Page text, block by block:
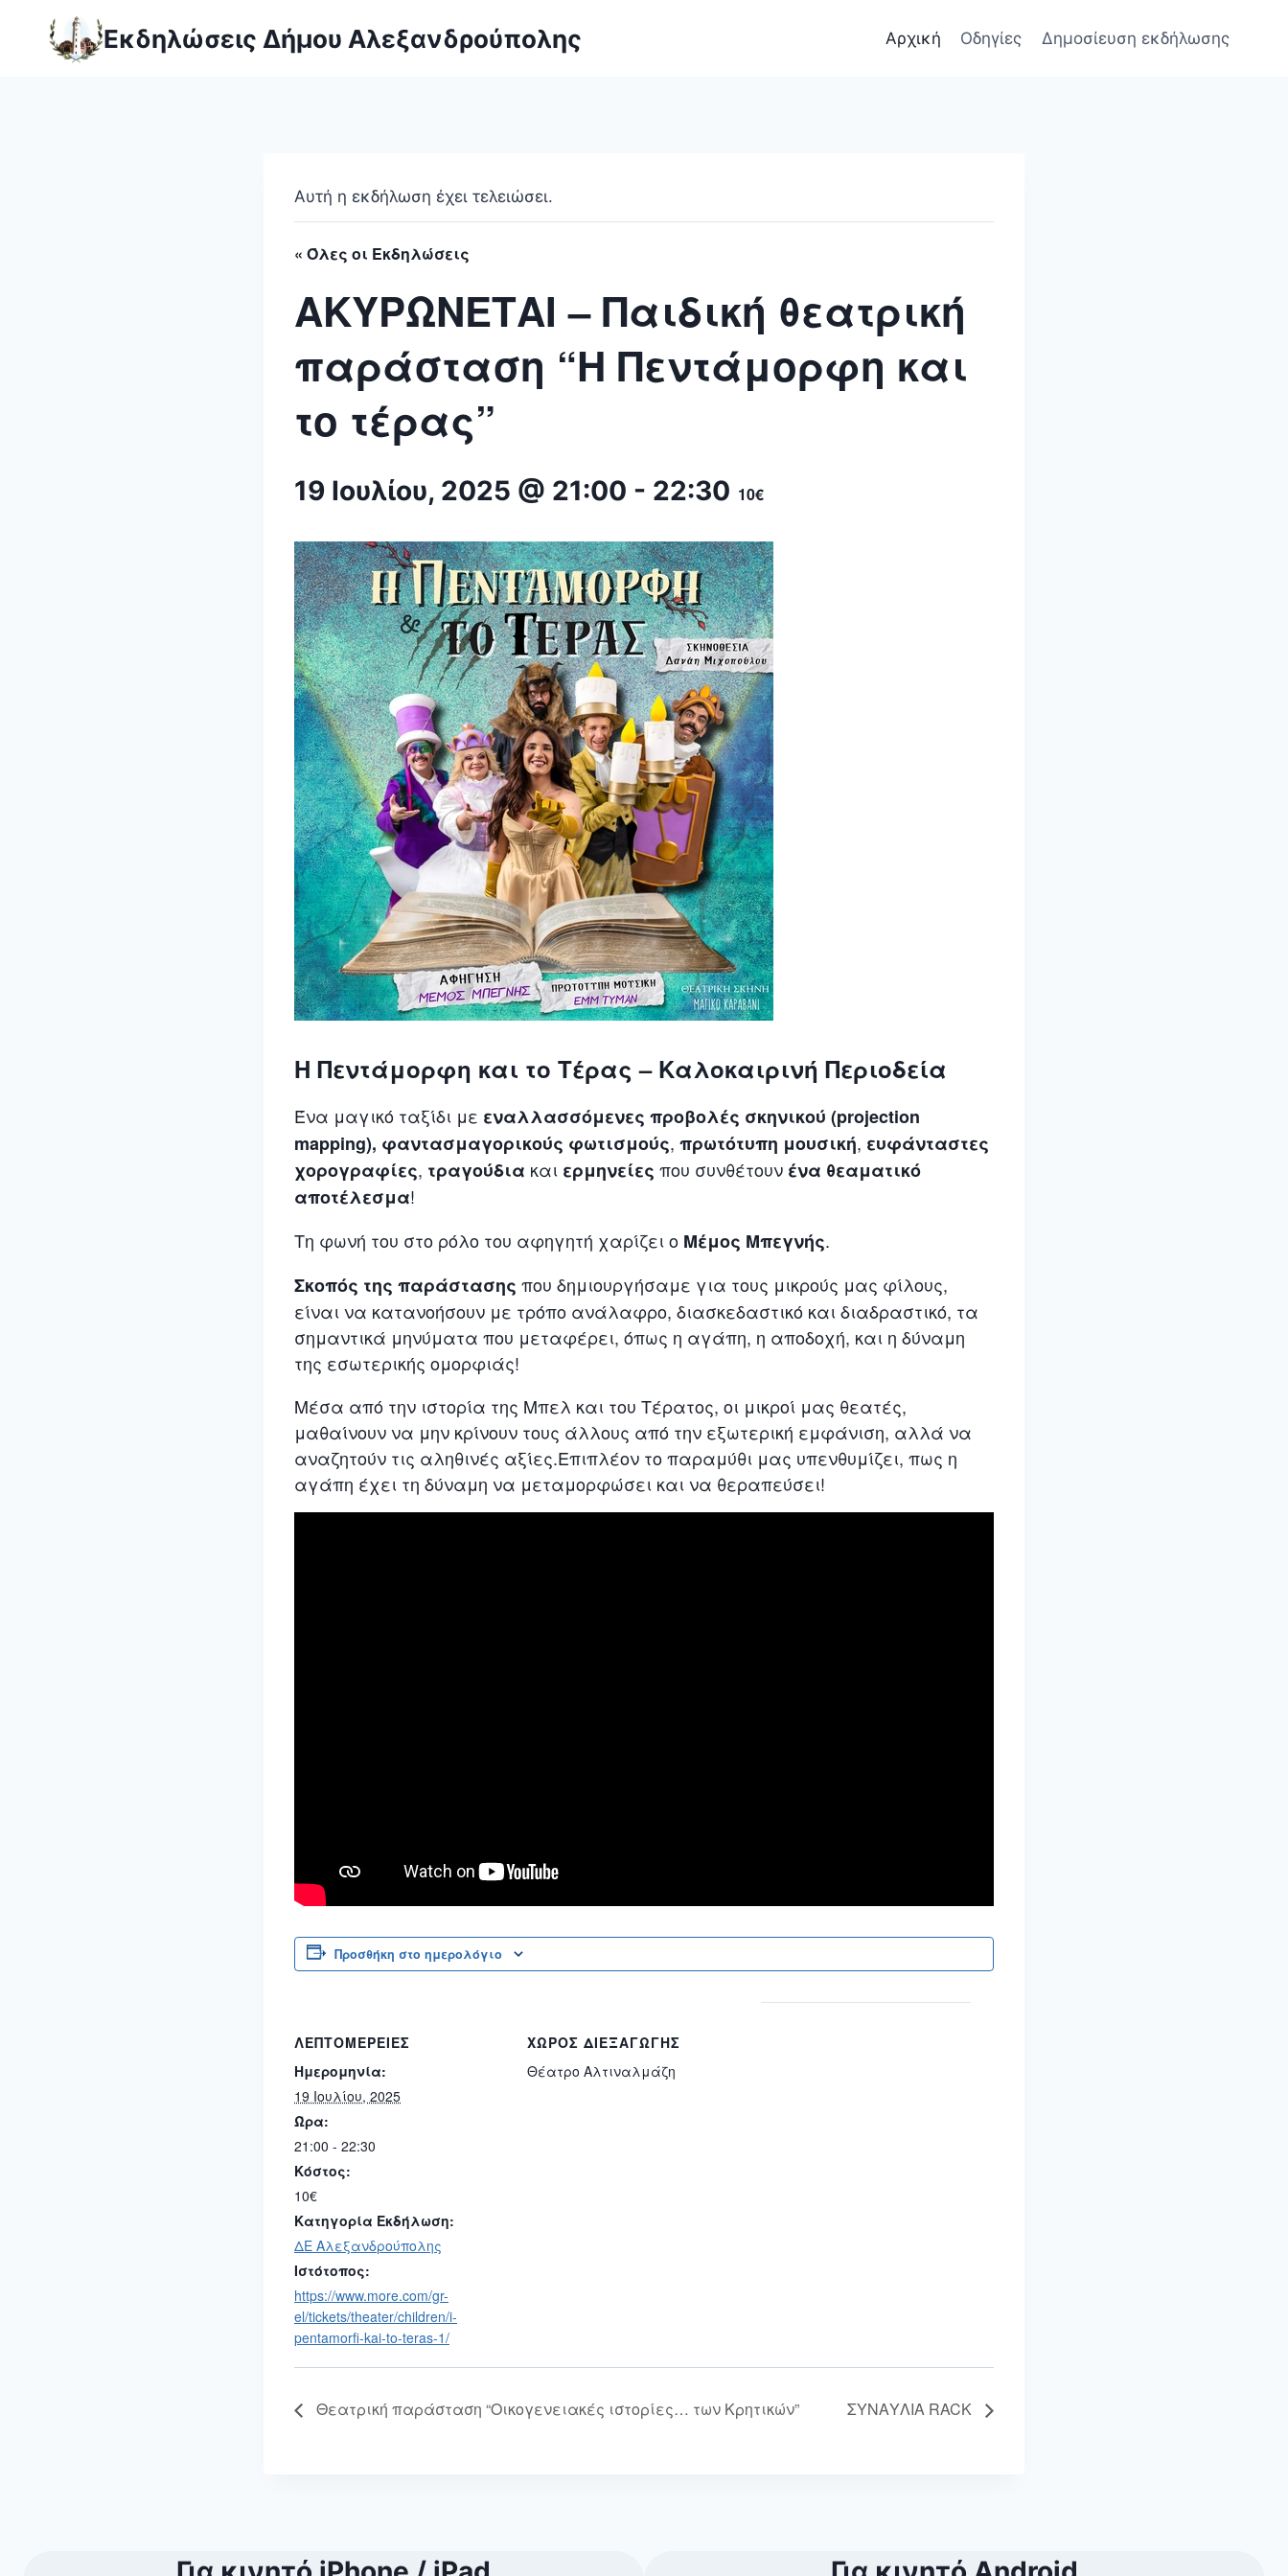
Εκδηλώσεις Δήμου Αλεξανδρούπολης Αρχική Οδηγίες Δημοσίευση εκδήλωσης
Αυτή η εκδήλωση έχει τελειώσει.
« Όλες οι Εκδηλώσεις
ΑΚΥΡΩΝΕΤΑΙ – Παιδική θεατρική
παράσταση “Η Πεντάμορφη και
το τέρας”
19 Ιουλίου, 2025 @ 21:00 - 22:30 10€
Η Πεντάμορφη και το Τέρας – Καλοκαιρινή Περιοδεία
Ένα μαγικό ταξίδι με εναλλασσόμενες προβολές σκηνικού (projection
mapping), φαντασμαγορικούς φωτισμούς, πρωτότυπη μουσική, ευφάνταστες
χορογραφίες, τραγούδια και ερμηνείες που συνθέτουν ένα θεαματικό
αποτέλεσμα!
Τη φωνή του στο ρόλο του αφηγητή χαρίζει ο Μέμος Μπεγνής.
Σκοπός της παράστασης που δημιουργήσαμε για τους μικρούς μας φίλους,
είναι να κατανοήσουν με τρόπο ανάλαφρο, διασκεδαστικό και διαδραστικό, τα
σημαντικά μηνύματα που μεταφέρει, όπως η αγάπη, η αποδοχή, και η δύναμη
της εσωτερικής ομορφιάς!
Μέσα από την ιστορία της Μπελ και του Τέρατος, οι μικροί μας θεατές,
μαθαίνουν να μην κρίνουν τους άλλους από την εξωτερική εμφάνιση, αλλά να
αναζητούν τις αληθινές αξίες.Επιπλέον το παραμύθι μας υπενθυμίζει, πως η
αγάπη έχει τη δύναμη να μεταμορφώσει και να θεραπεύσει!
Προσθήκη στο ημερολόγιο
ΛΕΠΤΟΜΈΡΕΙΕΣ
Ημερομηνία:
19 Ιουλίου, 2025
Ώρα:
21:00 - 22:30
Κόστος:
10€
Κατηγορία Εκδήλωση:
ΔΕ Αλεξανδρούπολης
Ιστότοπος:
https://www.more.com/gr-
el/tickets/theater/children/i-
pentamorfi-kai-to-teras-1/
ΧΏΡΟΣ ΔΙΕΞΑΓΩΓΉΣ
Θέατρο Αλτιναλμάζη
Θεατρική παράσταση “Οικογενειακές ιστορίες… των Κρητικών” ΣΥΝΑΥΛΙΑ RACK